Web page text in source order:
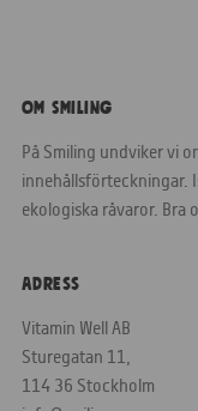
Om Smiling
På Smiling undviker vi
innehållsförteckningar.
ekologiska råvaror. Bra
Adress
Vitamin Well AB
Sturegatan 11,
114 36 Stockholm